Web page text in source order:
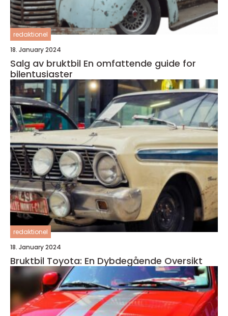
redaktionel
18. January 2024
Salg av bruktbil En omfattende guide for
bilentusiaster
redaktionel
18. January 2024
Bruktbil Toyota: En Dybdegående Oversikt